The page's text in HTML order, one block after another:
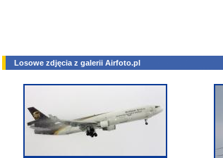
Losowe zdjęcia z galerii Airfoto.pl